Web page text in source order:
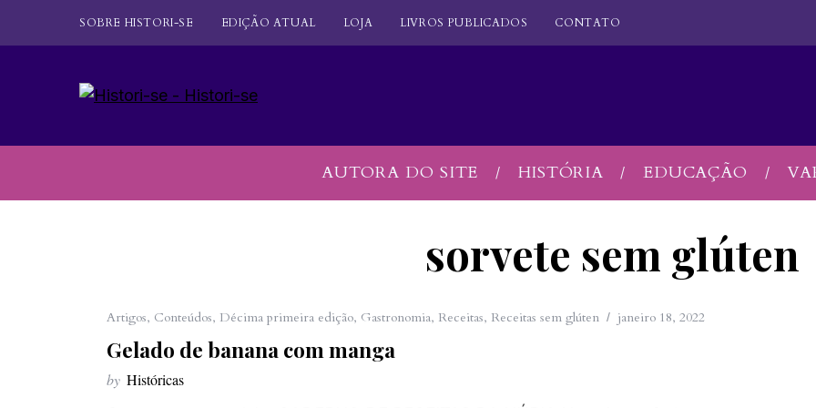
SOBRE HISTORI-SE EDIÇÃO ATUAL LOJA LIVROS PUBLICADOS CONTATO
AUTORA DO SITE HISTÓRIA EDUCAÇÃO
sorvete sem glúten
Artigos, Conteúdos, Décima primeira edição, Gastronomia, Receitas, Receitas sem glúten janeiro 18, 2022
Gelado de banana com manga
by Históricas